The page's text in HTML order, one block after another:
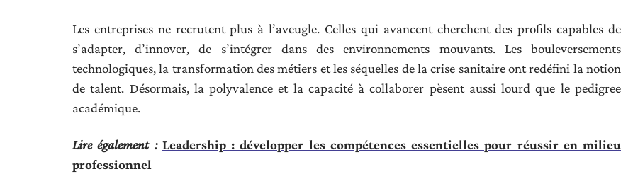
Les entreprises ne recrutent plus à l’aveugle. Celles qui avancent cherchent des profils capables de
s’adapter, d’innover, de s’intégrer dans des environnements mouvants. Les bouleversements
technologiques, la transformation des métiers et les séquelles de la crise sanitaire ont redéfini la notion
de talent. Désormais, la polyvalence et la capacité à collaborer pèsent aussi lourd que le pedigree
académique.
Lire également : Leadership : développer les compétences essentielles pour réussir en milieu
professionnel